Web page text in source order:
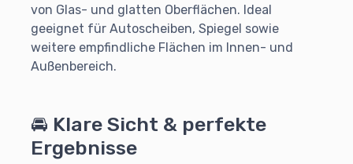
von Glas- und glatten Oberflächen. Ideal
geeignet für Autoscheiben, Spiegel sowie
weitere empfindliche Flächen im Innen- und
Außenbereich.
🚘 Klare Sicht & perfekte
Ergebnisse